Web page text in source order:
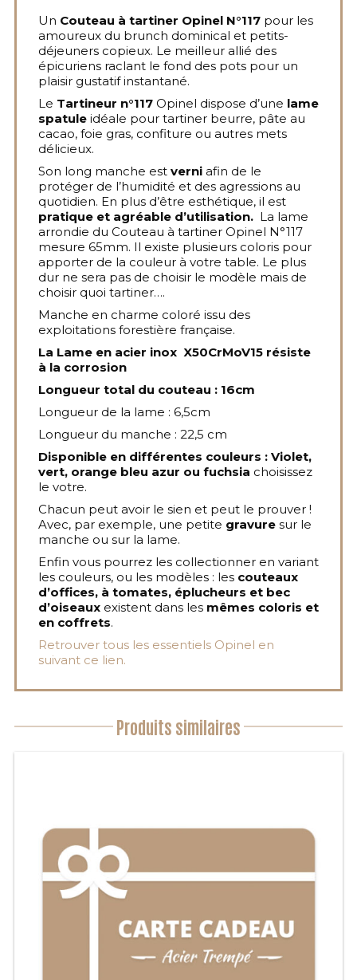
Un Couteau à tartiner Opinel N°117 pour les
amoureux du brunch dominical et petits-
déjeuners copieux. Le meilleur allié des
épicuriens raclant le fond des pots pour un
plaisir gustatif instantané.
Le Tartineur n°117 Opinel dispose d’une lame
spatule idéale pour tartiner beurre, pâte au
cacao, foie gras, confiture ou autres mets
délicieux.
Son long manche est verni afin de le
protéger de l’humidité et des agressions au
quotidien. En plus d’être esthétique, il est
pratique et agréable d’utilisation. La lame
arrondie du Couteau à tartiner Opinel N°117
mesure 65mm. Il existe plusieurs coloris pour
apporter de la couleur à votre table. Le plus
dur ne sera pas de choisir le modèle mais de
choisir quoi tartiner….
Manche en charme coloré issu des
exploitations forestière française.
La Lame en acier inox X50CrMoV15 résiste
à la corrosion
Longueur total du couteau : 16cm
Longueur de la lame : 6,5cm
Longueur du manche : 22,5 cm
Disponible en différentes couleurs : Violet,
vert, orange bleu azur ou fuchsia choisissez
le votre.
Chacun peut avoir le sien et peut le prouver !
Avec, par exemple, une petite gravure sur le
manche ou sur la lame.
Enfin vous pourrez les collectionner en variant
les couleurs, ou les modèles : les couteaux
d’offices, à tomates, éplucheurs et bec
d’oiseaux existent dans les mêmes coloris et
en coffrets.
Retrouver tous les essentiels Opinel en
suivant ce lien.
Produits similaires
plusieurs
variations.
Les
options